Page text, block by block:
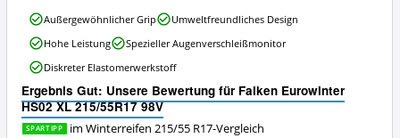
R17
erhältlich?
Ergebnis Gut: Unsere Bewertung für Falken Eurowinter
HS02 XL 215/55R17 98V
SPARTIPP im Winterreifen 215/55 R17-Vergleich
Falken
Eurowinter
HS02
XL
215/55R17
98V
Vorteile:
Was
Außergewöhnlicher Grip
Umweltfreundliches Design
Hohe Leistung
Spezieller Augenverschleißmonitor
Diskreter Elastomerwerkstoff